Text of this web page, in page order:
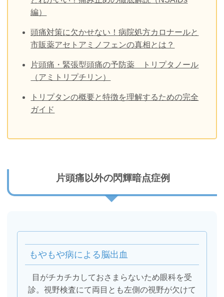
編）
頭痛対策に欠かせない！病院処方カロナールと
市販薬アセトアミノフェンの真相とは？
片頭痛・緊張型頭痛の予防薬 トリプタノール
（アミトリプチリン）
トリプタンの概要と特徴を理解するための完全
ガイド
片頭痛以外の閃輝暗点症例
もやもや病による脳出血
目がチカチカしておさまらないため眼科を受
診。視野検査にて両目とも左側の視野が欠けて